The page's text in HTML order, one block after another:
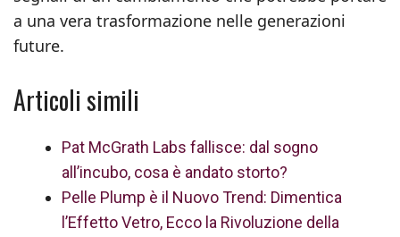
a una vera trasformazione nelle generazioni
future.
Articoli simili
Pat McGrath Labs fallisce: dal sogno
all’incubo, cosa è andato storto?
Pelle Plump è il Nuovo Trend: Dimentica
l’Effetto Vetro, Ecco la Rivoluzione della